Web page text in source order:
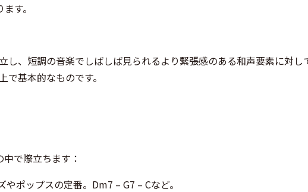
す。
し、短調の音楽でしばしば見られるより緊張感のある和声要素に対し
基本的なものです。
で際立ちます：
ポップスの定番。Dm7 – G7 – Cなど。